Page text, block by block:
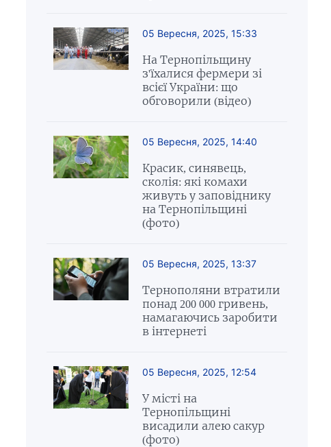
05 Вересня, 2025, 15:33
На Тернопільщину
з'їхалися фермери зі
всієї України: що
обговорили (відео)
05 Вересня, 2025, 14:40
Красик, синявець,
сколія: які комахи
живуть у заповіднику
на Тернопільщині
(фото)
05 Вересня, 2025, 13:37
Тернополяни втратили
понад 200 000 гривень,
намагаючись заробити
в інтернеті
05 Вересня, 2025, 12:54
У місті на
Тернопільщині
висадили алею сакур
(фото)